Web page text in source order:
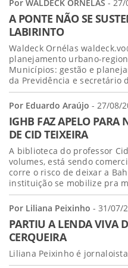
Por WALDECK ORNELAS - 27/
A PONTE NÃO SE
LABIRINTO
Waldeck Ornélas
planejamento urbano-
Municípios: gestão e
da Previdência e secretário
Por Eduardo Araújo - 27/08/
IGHB FAZ APELO PARA
DE CID TEIXEIRA
A biblioteca do professor
volumes, está sendo
corre o risco de deixar a
instituição se mobilize pra
Por Liliana Peixinho - 31/07/
PARTIU A LENDA VIVA
CERQUEIRA
Liliana Peixinho é jornaloista